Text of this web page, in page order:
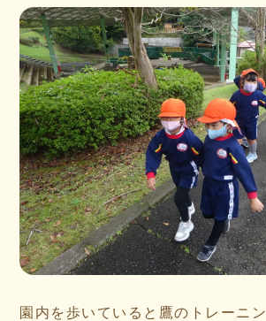
園内を歩いていると鷹のトレーニン